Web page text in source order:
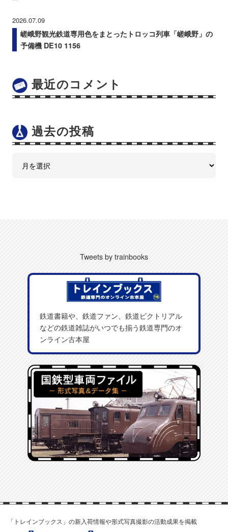
2026.07.09
嵯峨野観光鉄道専用色をまとったトロッコ列車「嵯峨野」の
予備機 DE10 1156
最近のコメント
過去の投稿
Tweets by trainbooks
鉄道書籍や、鉄道ファン、鉄道ピクトリアル
などの鉄道雑誌がいつでも揃う鉄道専門のオ
ンライン古本屋
「トレインブックス」の新入荷情報や形式写真撮影の活動成果を掲載